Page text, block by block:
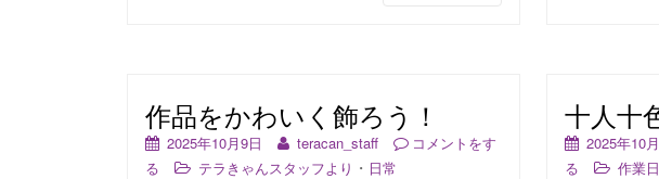
作品をかわいく飾ろう！
2025年10月9日 teracan_staff
コメントをす
る
テラきゃんスタッフより ・ 日常
十人十
2025年10
る
作業